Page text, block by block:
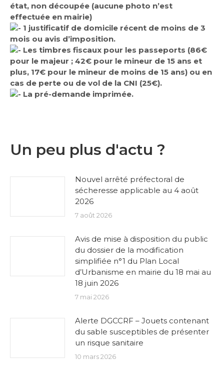
état, non découpée (aucune photo n’est
effectuée en mairie)
1 justificatif de domicile récent de moins de 3
mois ou avis d’imposition.
Les timbres fiscaux pour les passeports (86€
pour le majeur ; 42€ pour le mineur de 15 ans et
plus, 17€ pour le mineur de moins de 15 ans) ou en
cas de perte ou de vol de la CNI (25€).
La pré-demande imprimée.
Un peu plus d'actu ?
Nouvel arrêté préfectoral de
sécheresse applicable au 4 août
2026
7 août 2026
Avis de mise à disposition du public
du dossier de la modification
simplifiée n°1 du Plan Local
d’Urbanisme en mairie du 18 mai au
18 juin 2026
7 mai 2026
Alerte DGCCRF – Jouets contenant
du sable susceptibles de présenter
un risque sanitaire
10 mars 2026